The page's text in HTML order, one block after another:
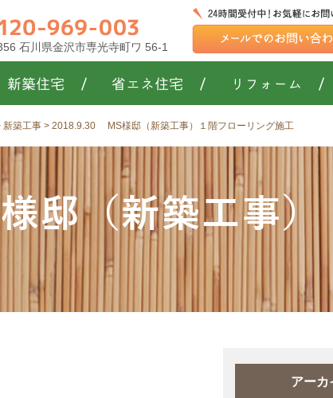
石川県金沢市専光寺町ワ 56-1
新築住宅 / 省エネ住宅 / リフォーム /
新築工事 > 2018.9.30 MS様邸（新築工事）１階フローリング施工
（新築工事）
アーカ